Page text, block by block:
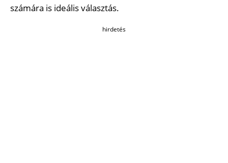
számára is ideális választás.
hirdetés